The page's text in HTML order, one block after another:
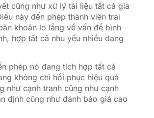
cũng như xử lý tài liệu tất cả gia
này đến phép thành viên trải
khoăn lo lắng về vấn đề bình
hợp tất cả nhu yếu nhiều dạng
phép nó đang tích hợp tất cả
không chỉ hồi phục hiệu quả
như cạnh tranh cũng như cạnh
định cũng như đánh báo giá cao